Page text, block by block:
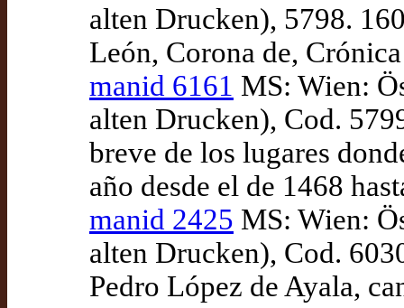
alten Drucken), 5798.
León, Corona de,
manid 6161 MS: Wien:
alten Drucken), Cod.
breve de los lugares
año desde el de 1468
manid 2425 MS: Wien:
alten Drucken), Cod.
Pedro López de Ayala,